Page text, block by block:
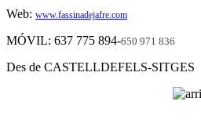
Web: www.fassinadejafre.com
MÓVIL: 637 775 894-650 971 836
Des de CASTELLDEFELS-SITGES